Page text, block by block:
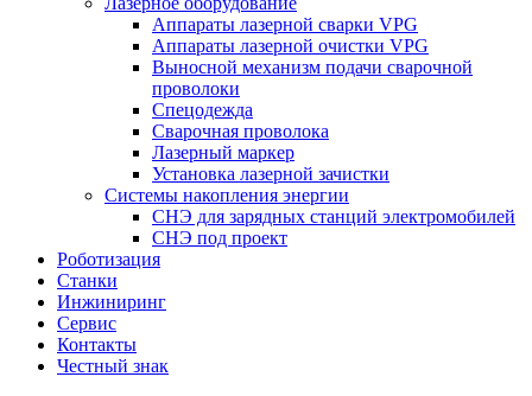
Аппараты лазерной сварки VPG
Аппараты лазерной очистки VPG
Выносной механизм подачи сварочной
проволоки
Спецодежда
Сварочная проволока
Лазерный маркер
Установка лазерной зачистки
Системы накопления энергии
СНЭ для зарядных станций электромобилей
СНЭ под проект
Роботизация
Станки
Инжиниринг
Сервис
Контакты
Честный знак